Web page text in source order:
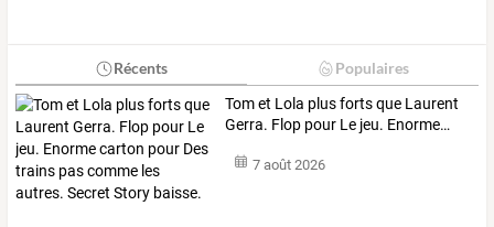
Récents Populaires
Tomet Lola plusfortsque Laurent
Gerra. Flop pour Le jeu. Enorme…
7 août 2026